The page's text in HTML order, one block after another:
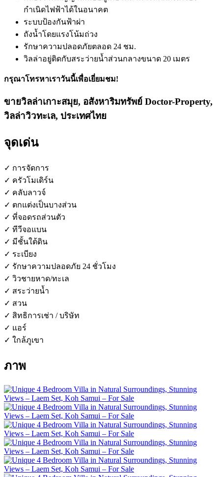
กำเนิดไฟฟ้าได้ในอนาคต
ระบบป้องกันฟ้าผ่า
ถังน้ำโดยแรงโน้มถ่วง
รักษาความปลอดภัยตลอด 24 ชม.
วิลล่าอยู่ติดกับสระว่ายน้ำส่วนกลางขนาด 20 เมตร
กรุณาโทรหาเราวันนี้เพื่อเยี่ยมชม!
ขายวิลล่าเกาะสมุย, อสังหาริมทรัพย์ Doctor-Property,
วิลล่าวิวทะเล, ประเทศไทย
จุดเด่น
✓ การจัดการ
✓ ครัวโมเดิร์น
✓ คลับลาวจ์
✓ ตกแต่งเป็นบางส่วน
✓ ที่จอดรถส่วนตัว
✓ ทีวีจอแบน
✓ มีชั้นใต้ดิน
✓ ระเบียง
✓ รักษาความปลอดภัย 24 ชั่วโมง
✓ วิวชายหาด/ทะเล
✓ สระว่ายน้ำ
✓ สวน
✓ สิทธิการเช่า / บริษัท
✓ แอร์
✓ ใกล้ภูเขา
ภาพ